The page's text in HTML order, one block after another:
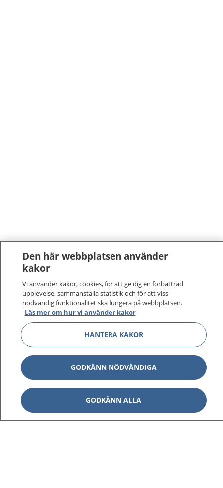
1177–tryggt om din hälsa och vård
På 1177.se får du råd om hälsa och information om
sjukdomar och vilka mottagningar du kan kontakta.
Logga in för att läsa din journal och göra dina
vårdärenden. Ring telefonnummer 1177 för
sjukvårdsrådgivning dygnet runt.
1177 ger dig råd när du vill må bättre.
Den här webbplatsen använder
kakor
Vi använder kakor, cookies, för att ge dig en förbättrad
upplevelse, sammanställa statistik och för att viss
nödvändig funktionalitet ska fungera på webbplatsen.
Läs mer om hur vi använder kakor
HANTERA KAKOR
GODKÄNN NÖDVÄNDIGA
GODKÄNN ALLA